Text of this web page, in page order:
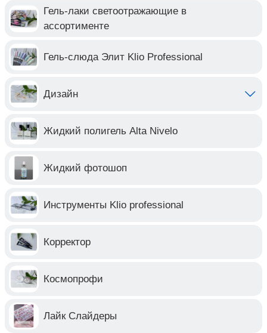
Гель-лаки светоотражающие в
ассортименте
Гель-слюда Элит Klio Professional
Дизайн
Жидкий полигель Alta Nivelo
Жидкий фотошоп
Инструменты Klio professional
Корректор
Космопрофи
Лайк Слайдеры